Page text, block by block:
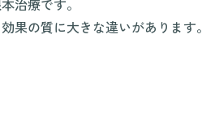
治療です。
果の質に大きな違いがあります。